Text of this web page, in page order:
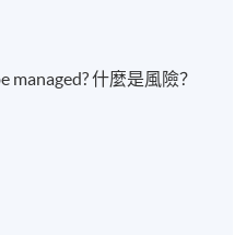
managed? 什麼是風險？